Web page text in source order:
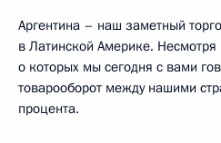
Аргентина – наш заметный
в Латинской Америке. Несмотря
о которых мы сегодня с вами
товарооборот между нашими
процента.